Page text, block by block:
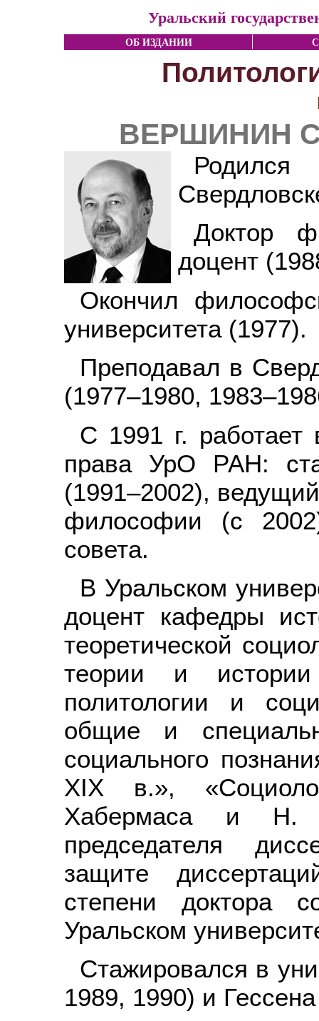
Уральский
ОБ ИЗДАНИИ
ВЕРШИНИН
Доктор
доцент
Окончил
университета (1977).
Преподавал в
(1977–1980,
С 1991 г.
права УрО РАН:
(1991–2002),
философии (с
совета.
В Уральском
доцент кафедры
теоретической
теории и истории
политологии и
общие и
социального
XIX в.»,
Хабермаса и Н.
председателя
защите
степени доктора
Уральском
Стажировался в
1989, 1990) и